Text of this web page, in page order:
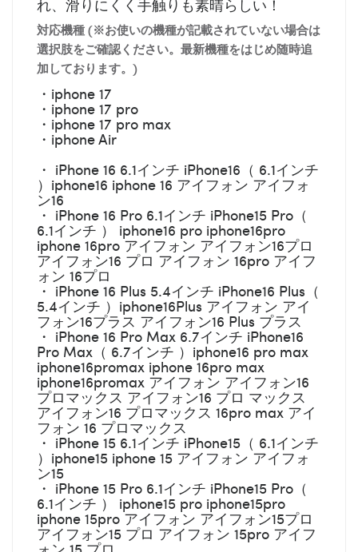
れ、滑りにくく手触りも素晴らしい！
対応機種 (※お使いの機種が記載されていない場合は
選択肢をご確認ください。最新機種をはじめ随時追
加しております。)
・iphone 17
・iphone 17 pro
・iphone 17 pro max
・iphone Air
・ iPhone 16 6.1インチ iPhone16（ 6.1インチ
）iphone16 iphone 16 アイフォン アイフォ
ン16
・ iPhone 16 Pro 6.1インチ iPhone15 Pro（
6.1インチ ） iphone16 pro iphone16pro
iphone 16pro アイフォン アイフォン16プロ
アイフォン16 プロ アイフォン 16pro アイフ
ォン 16プロ
・ iPhone 16 Plus 5.4インチ iPhone16 Plus（
5.4インチ ）iphone16Plus アイフォン アイ
フォン16プラス アイフォン16 Plus プラス
・ iPhone 16 Pro Max 6.7インチ iPhone16
Pro Max（ 6.7インチ ）iphone16 pro max
iphone16promax iphone 16pro max
iphone16promax アイフォン アイフォン16
プロマックス アイフォン16 プロ マックス
アイフォン16 プロマックス 16pro max アイ
フォン 16 プロマックス
・ iPhone 15 6.1インチ iPhone15（ 6.1インチ
）iphone15 iphone 15 アイフォン アイフォ
ン15
・ iPhone 15 Pro 6.1インチ iPhone15 Pro（
6.1インチ ） iphone15 pro iphone15pro
iphone 15pro アイフォン アイフォン15プロ
アイフォン15 プロ アイフォン 15pro アイフ